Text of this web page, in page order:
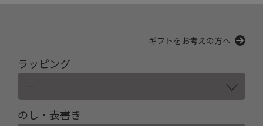
ギフトをお考えの方へ
ラッピング
のし・表書き